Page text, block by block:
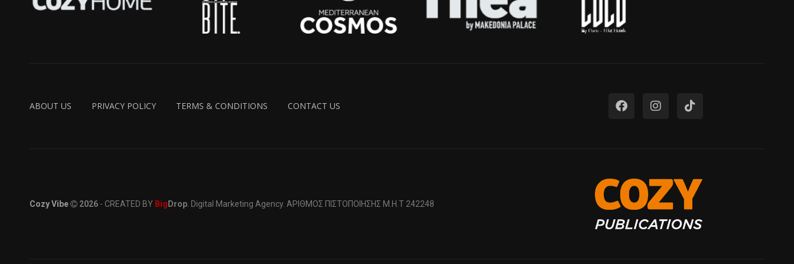
ABOUT US PRIVACY POLICY TERMS & CONDITIONS CONTACT US
Cozy Vibe 2026 - CREATED BY BigDrop . Digital Marketing Agency. ΑΡΙΘΜΟΣ ΠΙΣΤΟΠΟΙΗΣΗΣ Μ.Η.Τ 242248